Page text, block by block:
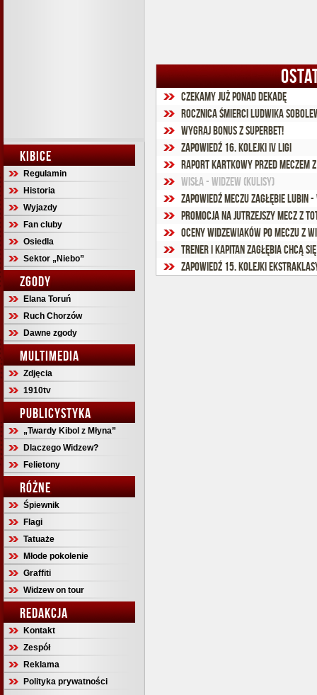
KIBICE
Regulamin
Historia
Wyjazdy
Fan cluby
Osiedla
Sektor „Niebo”
ZGODY
Elana Toruń
Ruch Chorzów
Dawne zgody
MULTIMEDIA
Zdjęcia
1910tv
PUBLICYSTYKA
„Twardy Kibol z Młyna”
Dlaczego Widzew?
Felietony
RÓŻNE
Śpiewnik
Flagi
Tatuaże
Młode pokolenie
Graffiti
Widzew on tour
REDAKCJA
Kontakt
Zespół
Reklama
Polityka prywatności
Czekamy już ponad dekadę
Rocznica śmierci Ludwika
Wygraj bonus z Superbet!
Zapowiedź 16. kolejki IV ligi
Raport kartkowy przed meczem z
Wisła - Widzew (kulisy)
Zapowiedź meczu Zagłębie Lubin
Promocja na jutrzejszy mecz z
Oceny widzewiaków po meczu z
Trener i kapitan Zagłębia chcą
Zapowiedź 15. kolejki